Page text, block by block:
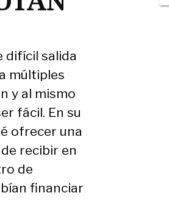
difícil salida
múltiples
y al mismo
fácil. En su
ofrecer una
recibir en
de
financiar